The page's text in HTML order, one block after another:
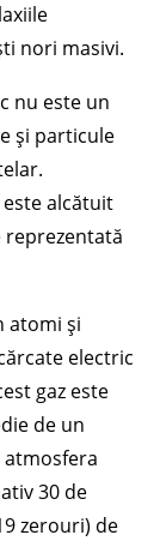
nori masivi.
nu este un
și particule
alcătuit
reprezentată
atomi și
electric
gaz este
de un
30 de
zerouri) de